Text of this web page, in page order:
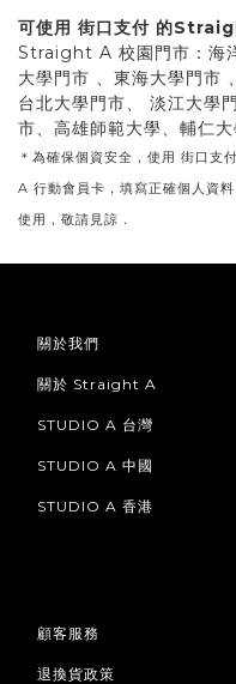
可使用 街口支付 的
Straight A 校園門市：海
大學門市 、東海大學門市
台北大學門市、 淡江大學
市、高雄師範大學、輔仁
＊為確保個資安全，使用 街口
A 行動會員卡，填寫正確個人資
使用，敬請見諒．
關於我們
關於 Straight A
STUDIO A 台灣
STUDIO A 中國
STUDIO A 香港
顧客服務
退換貨政策